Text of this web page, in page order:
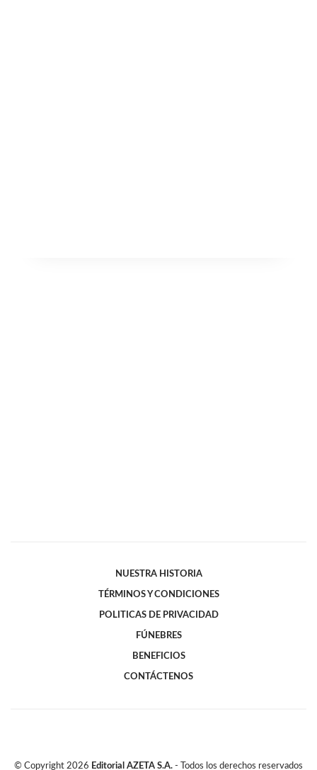
NUESTRA HISTORIA
TÉRMINOS Y CONDICIONES
POLITICAS DE PRIVACIDAD
FÚNEBRES
BENEFICIOS
CONTÁCTENOS
© Copyright 2026 Editorial AZETA S.A. - Todos los derechos reservados